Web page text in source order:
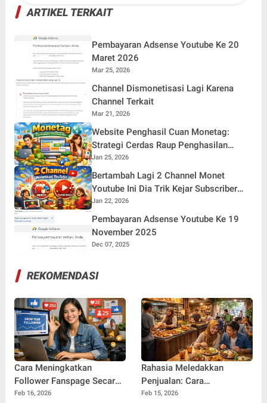
ARTIKEL TERKAIT
Pembayaran Adsense Youtube Ke 20
Maret 2026
Mar 25, 2026
Channel Dismonetisasi Lagi Karena
Channel Terkait
Mar 21, 2026
Website Penghasil Cuan Monetag:
Strategi Cerdas Raup Penghasilan
Online Tanpa Ribet
Jan 25, 2026
Bertambah Lagi 2 Channel Monet
Youtube Ini Dia Trik Kejar Subscriber
Jam Tayang
Jan 22, 2026
Pembayaran Adsense Youtube Ke 19
November 2025
Dec 07, 2025
REKOMENDASI
Cara Meningkatkan
Follower Fanspage Secara
Cepat dan Berkelanjutan
Feb 16, 2026
Rahasia Meledakkan
Penjualan: Cara
Meningkatkan Omset
Feb 15, 2026